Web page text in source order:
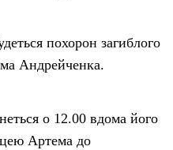
похорон загиблого
Андрейченка.
о 12.00 вдома його
Артема до